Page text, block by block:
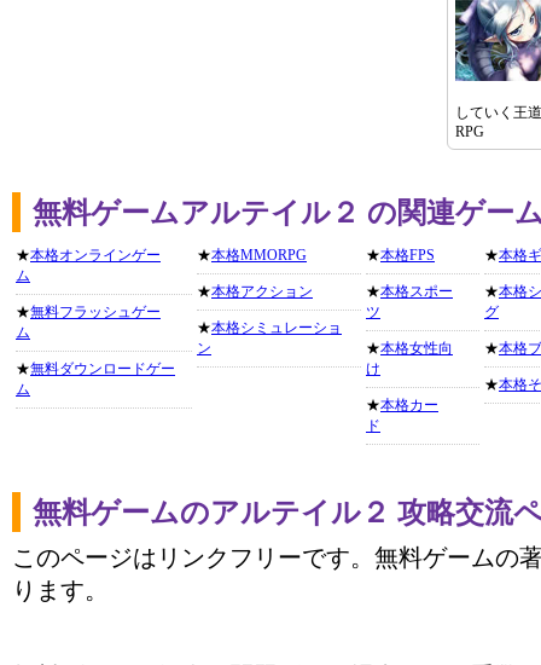
していく王
RPG
無料ゲームアルテイル２ の関連ゲー
★本格オンラインゲー
ム
★無料フラッシュゲー
ム
★無料ダウンロードゲー
ム
★本格MMORPG
★本格アクション
★本格シミュレーショ
ン
★本格FPS
★本格スポー
ツ
★本格女性向
け
★本格カー
ド
★本格
★本格
グ
★本格
★本格
無料ゲームのアルテイル２ 攻略交流
このページはリンクフリーです。無料ゲームの
ります。